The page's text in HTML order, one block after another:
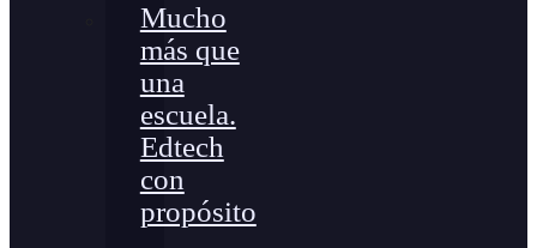
Mucho
más que
una
escuela.
Edtech
con
propósito